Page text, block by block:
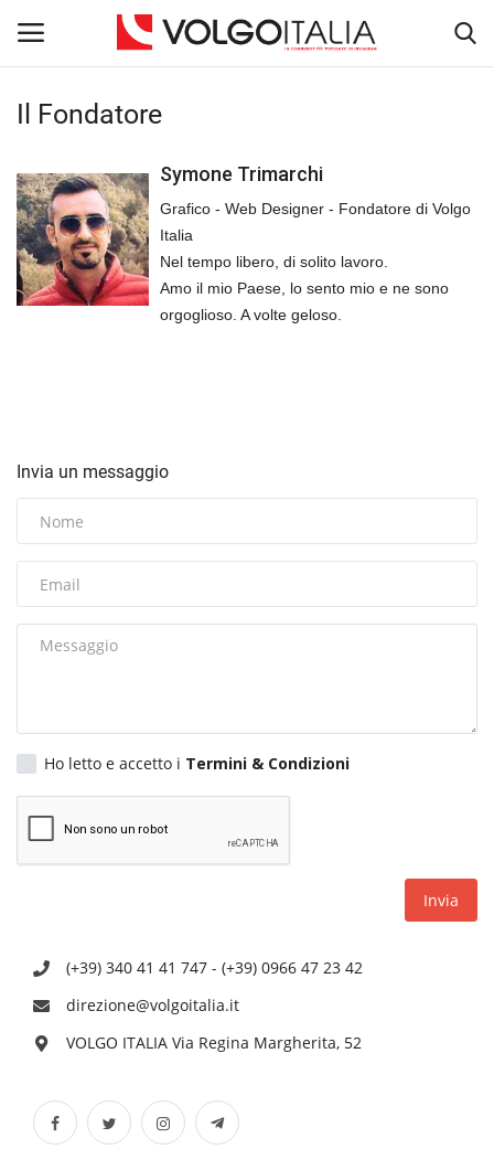
Accedi
Home
La Community
Territorio
Entra nel Team
Volgo Academy
Tecnologia
Sapori
Recensioni
Contatti
Galleria
Il Fondatore
Symone Trimarchi
Grafico - Web Designer - Fondatore di Volgo
Italia
Nel tempo libero, di solito lavoro.
Amo il mio Paese, lo sento mio e ne sono
orgoglioso. A volte geloso.
Invia un messaggio
Ho letto e accetto i Termini & Condizioni
Invia
(+39) 340 41 41 747 - (+39) 0966 47 23 42
direzione@volgoitalia.it
VOLGO ITALIA Via Regina Margherita, 52